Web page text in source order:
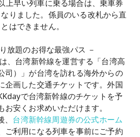
上早い列車に乗る場合は、乗車券
りました。係員のいる改札から直
はできません。
放題のお得な最強パス －
、台湾新幹線を運営する「台湾高
司）」が台湾を訪れる海外からの
企画した交通チケットです。外国
で台湾新幹線のチケットを予
安くお求めいただけます。
台湾新幹線周遊券の公式ホーム
ご利用になる列車を事前にご予約